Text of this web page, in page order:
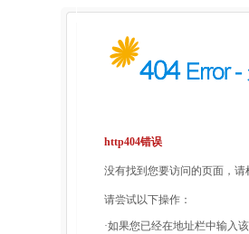
http404错误
没有找到您要访问的页面，
请尝试以下操作：
·如果您已经在地址栏中输入